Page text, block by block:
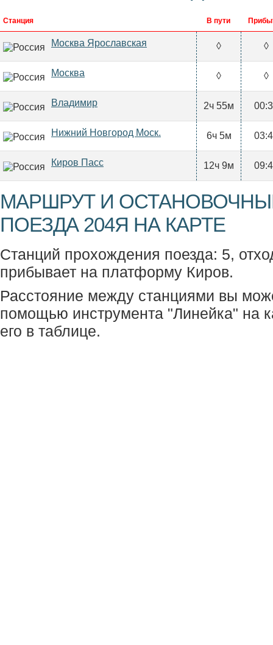
Станция В пути
Москва Ярославская ◊ ◊
Москва ◊ ◊
Владимир 2ч 55м
Нижний Новгород Моск. 6ч 5м
Киров Пасс 12ч 9м
МАРШРУТ И
ПОЕЗДА 204Я НА КАРТЕ
Станций прохождения поезда: 5,
прибывает на платформу Киров.
Расстояние между станциями вы
помощью инструмента "Линейка" на
его в таблице.